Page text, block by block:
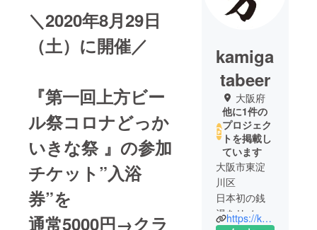
＼2020年8月29日
（土）に開催／
『第一回上方ビー
ル祭コロナどっか
いきな祭 』の参加
チケット”入浴
券”を
通常5000円→クラ
kamiga
tabeer
大阪府
他に1件の
プロジェク
トを掲載し
ています
大阪市東淀
川区
日本初の銭
湯をリノ https://kamigatabeer.co.jp/